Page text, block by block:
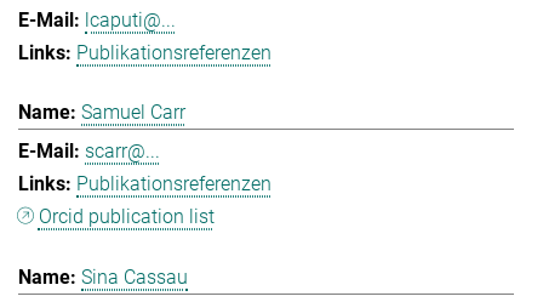
lcaputi@...
Publikationsreferenzen
Samuel Carr
scarr@...
Publikationsreferenzen
Orcid publication list
Sina Cassau